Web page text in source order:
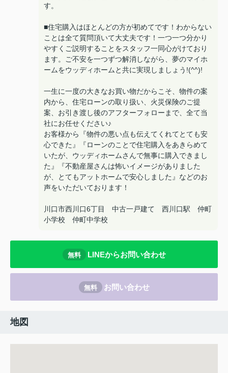
す。
■住宅購入はほとんどの方が初めてです！わからない
ことは全て質問頂いて大丈夫です！一つ一つ分かり
やすくご説明することをスタッフ一同心がけており
ます。ご不安を一つずつ解消しながら、夢のマイホ
ームをウッディホームと共に実現しましょう!(^^)!
一生に一度の大きなお買い物だからこそ、物件の案
内から、住宅ローンの取り扱い、火災保険のご提
案、お引き渡し後のアフターフォローまで、全て当
社にお任せください♪
お客様から『物件の悪い点も伝えてくれてとても安
心できた』『ローンのことで住宅購入をあきらめて
いたが、ウッディホームさんで無事に購入できまし
た』『不動産屋さんは怖いイメージがありました
が、とてもアットホームで安心しました』などのお
声をいただいております！
川口市西川口6丁目 中古一戸建て 西川口駅 仲町
小学校 仲町中学校
無料 LINEからお問い合わせ
無料 お問い合わせ
地図